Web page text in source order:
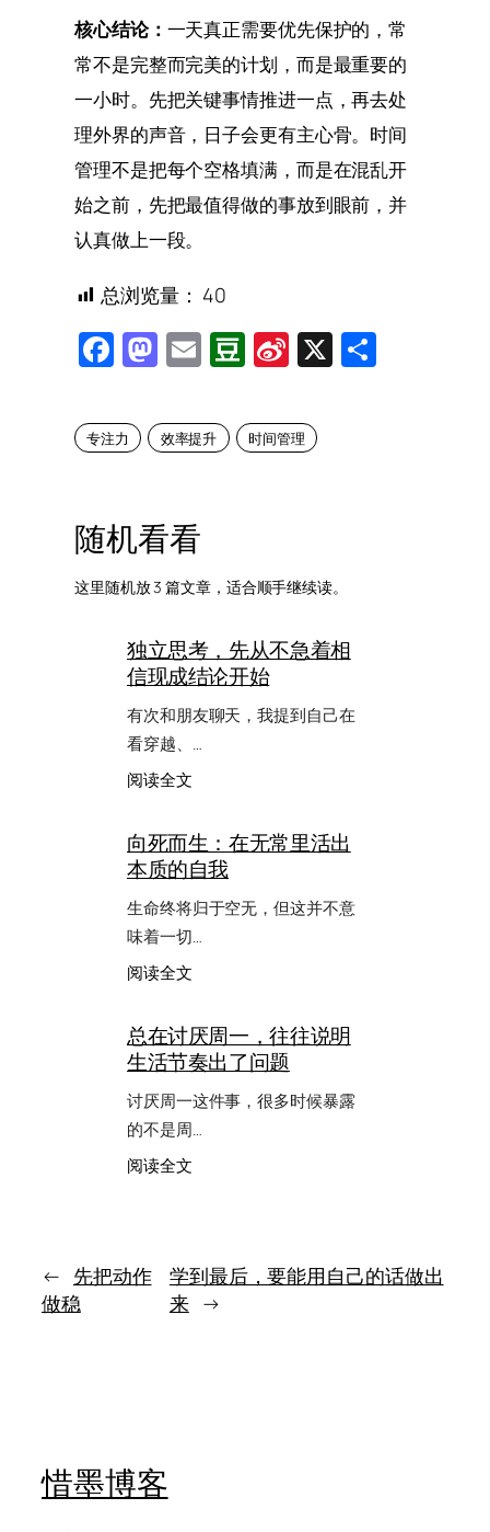
核心结论： 一天真正需要优先保护的，常
常不是完整而完美的计划，而是最重要的
一小时。先把关键事情推进一点，再去处
理外界的声音，日子会更有主心骨。时间
管理不是把每个空格填满，而是在混乱开
始之前，先把最值得做的事放到眼前，并
认真做上一段。
总浏览量： 40
Facebook
Mastodon
EmailDouban
Sina
X
专注力 效率提升 时间管理
随机看看
这里随机放 3 篇文章，适合顺手继续读。
独立思考，先从不急着相
信现成结论开始
有次和朋友聊天，我提到自己在
看穿越、…
阅读全文：
思
考，
先
从
不
着
现
成
论
开
向死而生：在无常里活出
本质的自我
生命终将归于空无，但这并不意
味着一切…
阅读全文：
而
生：
在
无
常
活
自
我
总在讨厌周一，往往说明
生活节奏出了问题
讨厌周一这件事，很多时候暴露
的不是周…
阅读全文：
周
一，
← 先把动作
做稳
学到最后，要能用自己的话做出
来 →
惜墨博客